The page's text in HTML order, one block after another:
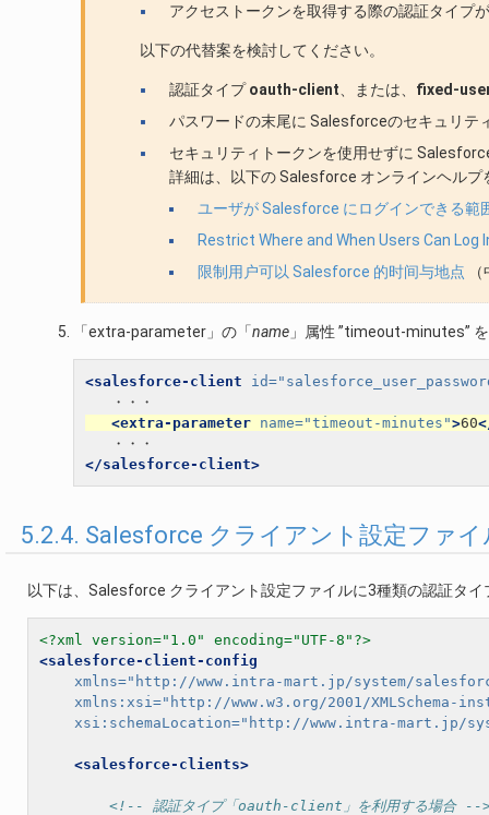
アクセストークンを取得する際の認証タイプ
以下の代替案を検討してください。
認証タイプoauth-client 、または、 fixed-
パスワードの末尾に Salesforceのセキュリテ
セキュリティトークンを使用せずに
詳細は、以下の Salesforce オンラインヘルプ
ユーザが Salesforce にログインできる範
Restrict Where and When Users Can Log
限制用户可以 Salesforce 的时间与地点
「extra-parameter」の「name 」属性 ”timeout-minutes”
<salesforce-client id=
<extra-parameter name="timeout-minutes">60
</salesforce-client>
5.2.4. Salesforce クライアント設定ファ
以下は、Salesforce クライアント設定ファイルに3種類の認証タ
<?xml version="1.0" encoding="UTF-8"?>
<salesforce-client-config
xmlns="http://www.intra-mart.jp/system/
xmlns:xsi="http://www.w3.org/2001/XMLSchema-
xsi:schemaLocation="http://www.intra-mart.jp/
<salesforce-clients>
<!-- 認証タイプ「oauth-client」を利用する場合 --